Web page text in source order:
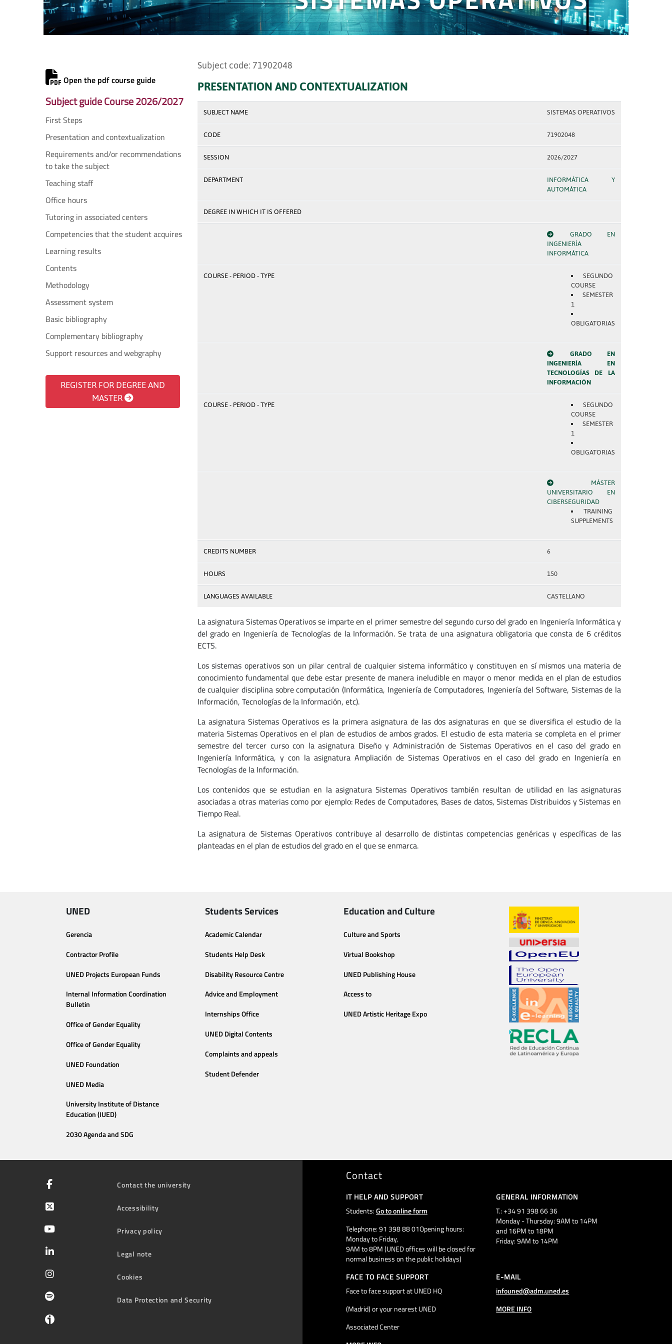
Open the pdf course guide
Subject guide Course 2026/2027
First Steps
Presentation and contextualization
Requirements and/or recommendations
to take the subject
Teaching staff
Office hours
Tutoring in associated centers
Competencies that the student acquires
Learning results
Contents
Methodology
Assessment system
Basic bibliography
Complementary bibliography
Support resources and webgraphy
REGISTER FOR DEGREE AND
MASTER
Subject code: 71902048
PRESENTATION AND CONTEXTUALIZATION
SUBJECT NAME SISTEMAS OPERATIVOS
CODE 71902048
SESSION 2026/2027
DEPARTMENT
INFORMÁTICA Y
AUTOMÁTICA
DEGREE IN WHICH IT IS OFFERED
GRADO EN
INGENIERÍA
INFORMÁTICA
COURSE - PERIOD - TYPE
SEGUNDO
COURSE
SEMESTER
1
OBLIGATORIAS
GRADO EN
INGENIERÍA EN
TECNOLOGÍAS DE LA
INFORMACIÓN
COURSE - PERIOD - TYPE
SEGUNDO
COURSE
SEMESTER
1
OBLIGATORIAS
MÁSTER
UNIVERSITARIO EN
CIBERSEGURIDAD
TRAINING
SUPPLEMENTS
CREDITS NUMBER 6
HOURS 150
LANGUAGES AVAILABLE CASTELLANO
La asignatura Sistemas Operativos se imparte en el primer semestre del segundo curso del grado en Ingeniería Informática y
del grado en Ingeniería de Tecnologías de la Información. Se trata de una asignatura obligatoria que consta de 6 créditos
ECTS.
Los sistemas operativos son un pilar central de cualquier sistema informático y constituyen en sí mismos una materia de
conocimiento fundamental que debe estar presente de manera ineludible en mayor o menor medida en el plan de estudios
de cualquier disciplina sobre computación (Informática, Ingeniería de Computadores, Ingeniería del Software, Sistemas de la
Información, Tecnologías de la Información, etc).
La asignatura Sistemas Operativos es la primera asignatura de las dos asignaturas en que se diversifica el estudio de la
materia Sistemas Operativos en el plan de estudios de ambos grados. El estudio de esta materia se completa en el primer
semestre del tercer curso con la asignatura Diseño y Administración de Sistemas Operativos en el caso del grado en
Ingeniería Informática, y con la asignatura Ampliación de Sistemas Operativos en el caso del grado en Ingeniería en
Tecnologías de la Información.
Los contenidos que se estudian en la asignatura Sistemas Operativos también resultan de utilidad en las asignaturas
asociadas a otras materias como por ejemplo: Redes de Computadores, Bases de datos, Sistemas Distribuidos y Sistemas en
Tiempo Real.
La asignatura de Sistemas Operativos contribuye al desarrollo de distintas competencias genéricas y específicas de las
planteadas en el plan de estudios del grado en el que se enmarca.
UNED
Gerencia
Contractor Profile
UNED Projects European Funds
Internal Information Coordination
Bulletin
Office of Gender Equality
Office of Gender Equality
UNED Foundation
UNED Media
University Institute of Distance
Education (IUED)
2030 Agenda and SDG
Students Services
Academic Calendar
Students Help Desk
Disability Resource Centre
Advice and Employment
Internships Office
UNED Digital Contents
Complaints and appeals
Student Defender
Education and Culture
Culture and Sports
Virtual Bookshop
UNED Publishing House
Access to
UNED Artistic Heritage Expo
Contact the university
Accessibility
Privacy policy
Legal note
Cookies
Data Protection and Security
Contact
IT HELP AND SUPPORT
Students:Go to online form
Telephone: 91 398 88 01Opening hours:
Monday to Friday,
9AM to 8PM (UNED offices will be closed for
normal business on the public holidays)
GENERAL INFORMATION
T.: +34 91 398 66 36
Monday - Thursday: 9AM to 14PM
and 16PM to 18PM
Friday: 9AM to 14PM
FACE TO FACE SUPPORT
Face to face support at UNED HQ
(Madrid) or your nearest UNED
Associated Center
E-MAIL
infouned@adm.uned.es
MORE INFO